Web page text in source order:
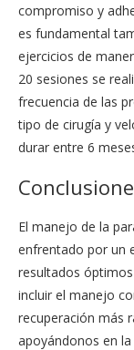
compromiso y
es fundamental
ejercicios de
20 sesiones se
frecuencia de las
tipo de cirugía y
durar entre 6
El manejo de la
enfrentado por un
resultados
incluir el manejo
recuperación más
apoyándonos en